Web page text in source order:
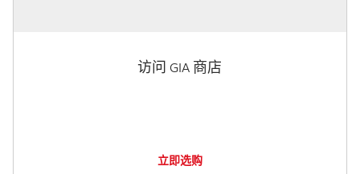
访问 GIA 商店
立即选购